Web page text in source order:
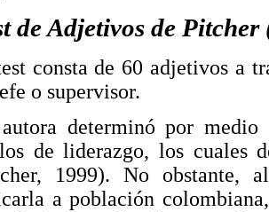
de Adjetivos de
consta de 60 adjetivos a
o supervisor.
determinó por
de liderazgo, los cuales
1999). No obstante,
a población